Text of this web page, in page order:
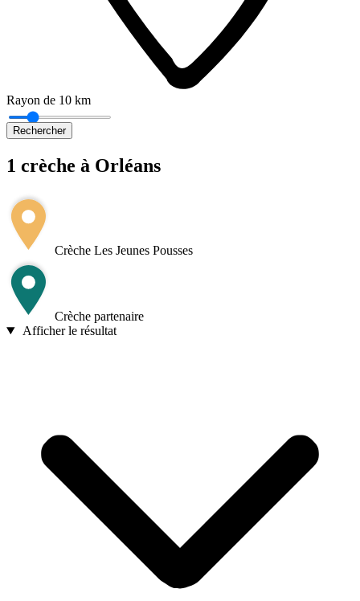
Rayon de 10 km
Rechercher
1 crèche à Orléans
+
−
Crèche Les Jeunes Pousses
Crèche partenaire
Afficher le résultat